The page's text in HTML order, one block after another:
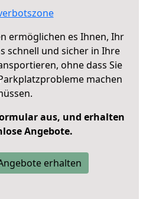
ermöglichen es Ihnen, Ihr
schnell und sicher in Ihre
ohne dass Sie
machen
aus, und erhalten
Angebote.
erhalten